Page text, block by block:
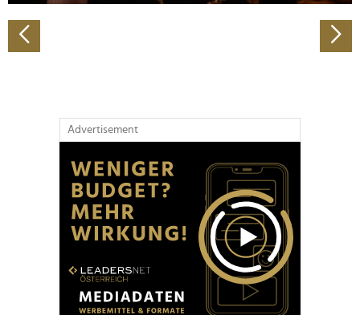
Verwendung unserer Website an unsere Partner für
soziale Medien, Werbung und Analysen weiter. Unsere
Partner führen diese Informationen möglicherweise mit
Advertisement